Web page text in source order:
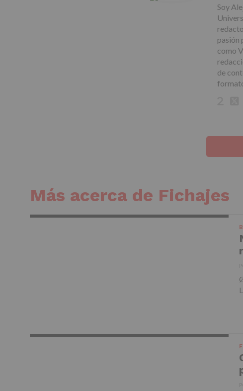
Soy
pasión
como
de
Más acerca de Fichajes